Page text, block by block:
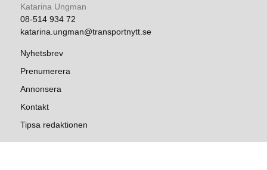
Katarina Ungman
08-514 934 72
katarina.ungman@transportnytt.se
Nyhetsbrev
Prenumerera
Annonsera
Kontakt
Tipsa redaktionen